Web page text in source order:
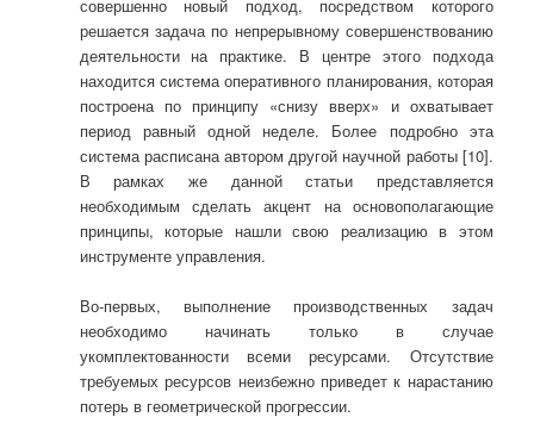
совершенно новый подход, посредством которого
решается задача по непрерывному совершенствованию
деятельности на практике. В центре этого подхода
находится система оперативного планирования, которая
построена по принципу «снизу вверх» и охватывает
период равный одной неделе. Более подробно эта
система расписана автором другой научной работы [10].
В рамках же данной статьи представляется
необходимым сделать акцент на основополагающие
принципы, которые нашли свою реализацию в этом
инструменте управления.
Во-первых, выполнение производственных задач
необходимо начинать только в случае
укомплектованности всеми ресурсами. Отсутствие
требуемых ресурсов неизбежно приведет к нарастанию
потерь в геометрической прогрессии.